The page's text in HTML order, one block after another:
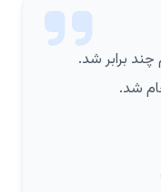
برابر شد.
شد.